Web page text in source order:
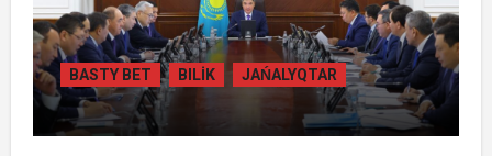
BASTY BET BILİK JAŃALYQTAR
ОЛЖАС БЕКТЕНОВ ЭНЕРГЕТИКА
ЖӘНЕ КОММУНАЛДЫҚ